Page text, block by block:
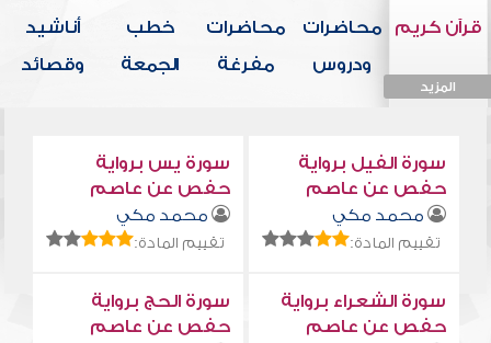
قرآن كريم
المزيد
محاضرات
ودروس
محاضرات
مفرغة
خطب
الجمعة
أناشيد
وقصائد
سورة الفيل برواية
حفص عن عاصم
محمد مكي
تقييم المادة:
سورة يس برواية
حفص عن عاصم
محمد مكي
تقييم المادة:
سورة الشعراء برواية
حفص عن عاصم
سورة الحج برواية
حفص عن عاصم